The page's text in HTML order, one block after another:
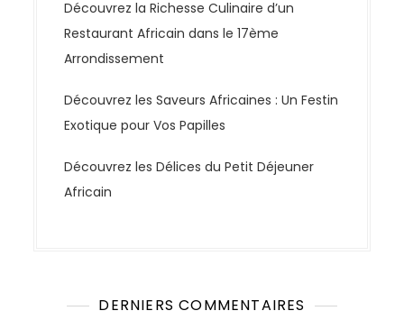
Découvrez la Richesse Culinaire d’un
Restaurant Africain dans le 17ème
Arrondissement
Découvrez les Saveurs Africaines : Un Festin
Exotique pour Vos Papilles
Découvrez les Délices du Petit Déjeuner
Africain
DERNIERS COMMENTAIRES